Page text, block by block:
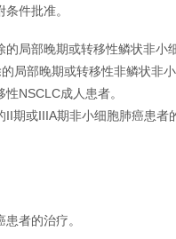
件批准。
局部晚期或转移性鳞状非小
局部晚期或转移性非鳞状非小
NSCLC成人患者。
期或IIIA期非小细胞肺癌患者
者的治疗。